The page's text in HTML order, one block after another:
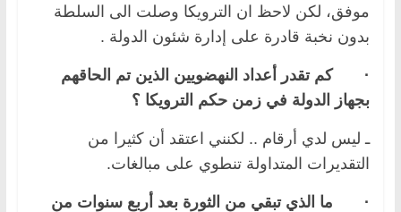
موفق، لكن لاحظ ان الترويكا وصلت الى السلطة
بدون نخبة قادرة على إدارة شئون الدولة .
·كم تقدر أعداد النهضويين الذين تم الحاقهم
بجهاز الدولة في زمن حكم الترويكا ؟
ـ ليس لدي أرقام .. لكنني اعتقد أن كثيرا من
التقديرات المتداولة تنطوي على مبالغات.
· ما الذي تبقي من الثورة بعد أربع سنوات من